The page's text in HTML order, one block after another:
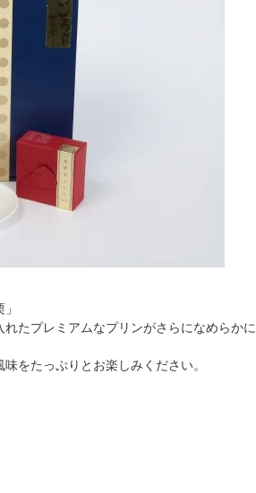
たプレミアムなプリンがさらになめらかに
をたっぷりとお楽しみください。